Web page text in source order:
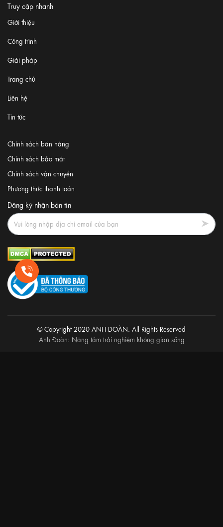
Truy cập nhanh
Giới thiệu
Công trình
Giải pháp
Trang chủ
Liên hệ
Tin tức
Chính sách bán hàng
Chính sách bảo mật
Chính sách vận chuyển
Phương thức thanh toán
Đăng ký nhận bản tin
© Copyright 2020 ANH ĐOÀN. All Rights Reserved
Anh Đoàn: Nâng tầm trải nghiệm không gian sống